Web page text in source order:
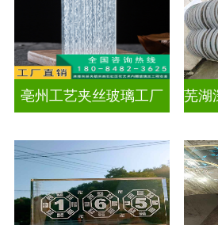
亳州工艺夹丝玻璃工厂